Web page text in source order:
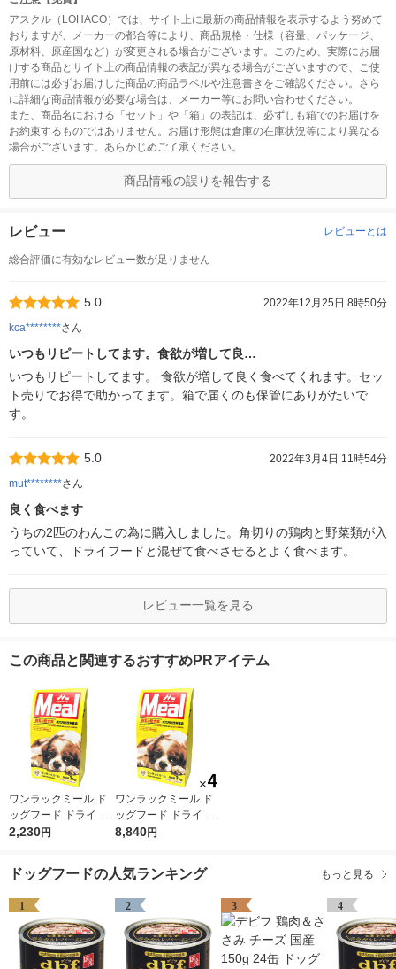
アスクル（LOHACO）では、サイト上に最新の商品情報を表示するよう努めて
おりますが、メーカーの都合等により、商品規格・仕様（容量、パッケージ、
原材料、原産国など）が変更される場合がございます。このため、実際にお届
けする商品とサイト上の商品情報の表記が異なる場合がございますので、ご使
用前には必ずお届けした商品の商品ラベルや注意書きをご確認ください。さら
に詳細な商品情報が必要な場合は、メーカー等にお問い合わせください。
また、商品名における「セット」や「箱」の表記は、必ずしも箱でのお届けを
お約束するものではありません。お届け形態は倉庫の在庫状況等により異なる
場合がございます。あらかじめご了承ください。
商品情報の誤りを報告する
レビュー レビューとは
総合評価に有効なレビュー数が足りません
5.0
2022年12月25日 8時50分
kca********さん
いつもリピートしてます。食欲が増して良…
いつもリピートしてます。 食欲が増して良く食べてくれます。セッ
ト売りでお得で助かってます。箱で届くのも保管にありがたいで
す。
5.0
2022年3月4日 11時54分
mut********さん
良く食べます
うちの2匹のわんこの為に購入しました。角切りの鶏肉と野菜類が入
っていて、ドライフードと混ぜて食べさせるとよく食べます。
レビュー一覧を見る
この商品と関連するおすすめPRアイテム
ワンラックミール ド
ッグフード ドライ 成
犬用 総合栄養食 国産
EC限定
2,230円
ワンラックミール ド
ッグフード ドライ 成
犬用 総合栄養食 国産
EC限定
8,840円
ドッグフードの人気ランキング もっと見る
1 2 3 4